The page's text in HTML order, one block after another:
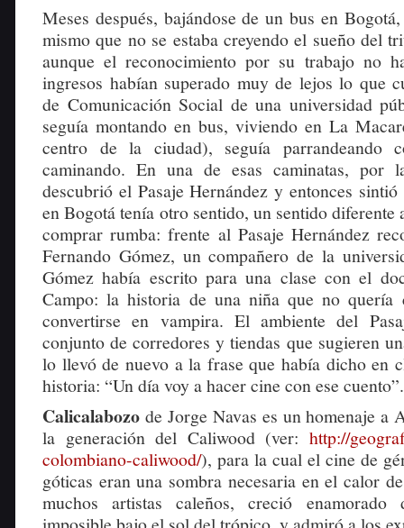
Meses después, bajándose de un bus en
mismo que no se estaba creyendo el sueño del
aunque el reconocimiento por su trabajo no
ingresos habían superado muy de lejos lo que
de Comunicación Social de una universidad
seguía montando en bus, viviendo en La
centro de la ciudad), seguía parrandeando
caminando. En una de esas caminatas, por
descubrió el Pasaje Hernández y entonces
en Bogotá tenía otro sentido, un sentido diferente
comprar rumba: frente al Pasaje Hernández
Fernando Gómez, un compañero de la
Gómez había escrito para una clase con el
Campo: la historia de una niña que no quería
convertirse en vampira. El ambiente del
conjunto de corredores y tiendas que sugieren
lo llevó de nuevo a la frase que había dicho en
historia: “Un día voy a hacer cine con ese cuento”.
Calicalabozo de Jorge Navas es un homenaje a
la generación del Caliwood (ver: http://
colombiano-caliwood/), para la cual el cine de
góticas eran una sombra necesaria en el calor
muchos artistas caleños, creció